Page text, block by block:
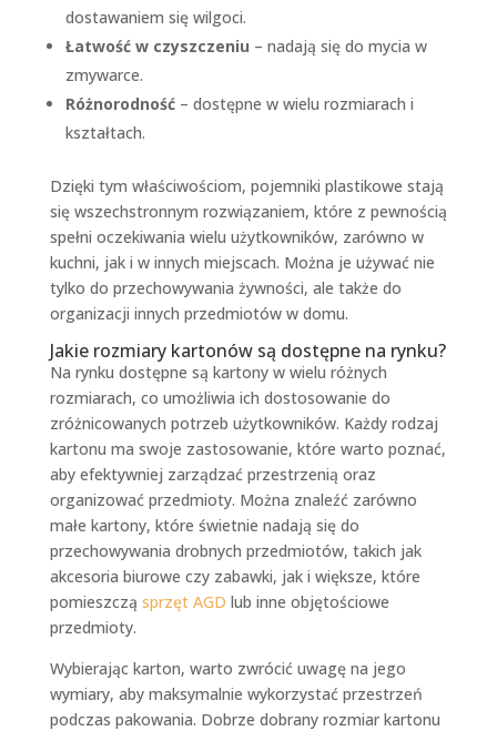
dostawaniem się wilgoci.
Łatwość w czyszczeniu – nadają się do mycia w
zmywarce.
Różnorodność– dostępne w wielu rozmiarach i
kształtach.
Dzięki tym właściwościom, pojemniki plastikowe stają
się wszechstronnym rozwiązaniem, które z pewnością
spełni oczekiwania wielu użytkowników, zarówno w
kuchni, jak i w innych miejscach. Można je używać nie
tylko do przechowywania żywności, ale także do
organizacji innych przedmiotów w domu.
Jakie rozmiary kartonów są dostępne na rynku?
Na rynku dostępne są kartony w wielu różnych
rozmiarach, co umożliwia ich dostosowanie do
zróżnicowanych potrzeb użytkowników. Każdy rodzaj
kartonu ma swoje zastosowanie, które warto poznać,
aby efektywniej zarządzać przestrzenią oraz
organizować przedmioty. Można znaleźć zarówno
małe kartony, które świetnie nadają się do
przechowywania drobnych przedmiotów, takich jak
akcesoria biurowe czy zabawki, jak i większe, które
pomieszczą sprzęt AGD lub inne objętościowe
przedmioty.
Wybierając karton, warto zwrócić uwagę na jego
wymiary, aby maksymalnie wykorzystać przestrzeń
podczas pakowania. Dobrze dobrany rozmiar kartonu